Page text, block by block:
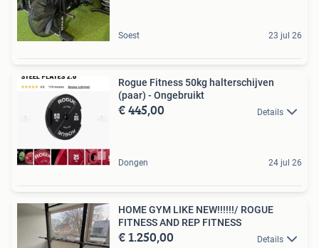
Soest 23 jul 26
Rogue Fitness 50kg halterschijven
(paar) - Ongebruikt
€ 445,00 Details
Dongen 24 jul 26
HOME GYM LIKE NEW!!!!!!/ ROGUE
FITNESS AND REP FITNESS
€ 1.250,00 Details